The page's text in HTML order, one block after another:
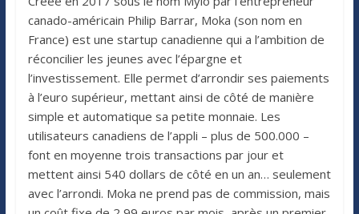
canado-américain Philip Barrar, Moka (son nom en
France) est une startup canadienne qui a l’ambition de
réconcilier les jeunes avec l’épargne et
l’investissement. Elle permet d’arrondir ses paiements
à l’euro supérieur, mettant ainsi de côté de manière
simple et automatique sa petite monnaie. Les
utilisateurs canadiens de l’appli – plus de 500.000 –
font en moyenne trois transactions par jour et
mettent ainsi 540 dollars de côté en un an… seulement
avec l’arrondi. Moka ne prend pas de commission, mais